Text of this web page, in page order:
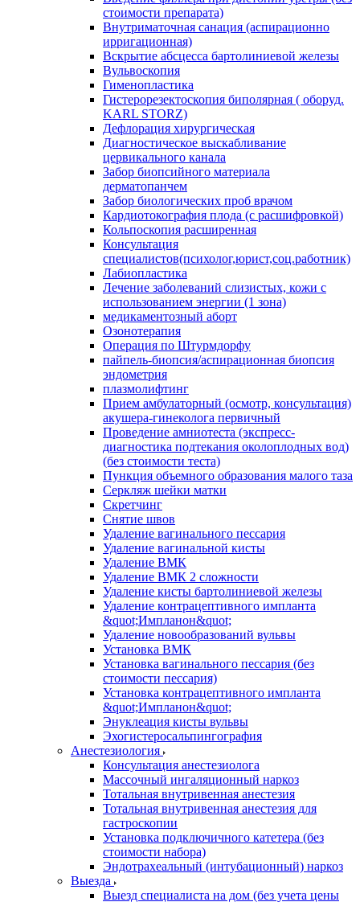
стоимости препарата)
Внутриматочная санация (аспирационно
ирригационная)
Вскрытие абсцесса бартолиниевой железы
Вульвоскопия
Гименопластика
Гистерорезектоскопия биполярная ( оборуд.
KARL STORZ)
Дефлорация хирургическая
Диагностическое выскабливание
цервикального канала
Забор биопсийного материала
дерматопанчем
Забор биологических проб врачом
Кардиотокография плода (с расшифровкой)
Кольпоскопия расширенная
Консультация
специалистов(психолог,юрист,соц.работник)
Лабиопластика
Лечение заболеваний слизистых, кожи с
использованием энергии (1 зона)
медикаментозный аборт
Озонотерапия
Операция по Штурмдорфу
пайпель-биопсия/аспирационная биопсия
эндометрия
плазмолифтинг
Прием амбулаторный (осмотр, консультация)
акушера-гинеколога первичный
Проведение амниотеста (экспресс-
диагностика подтекания околоплодных вод)
(без стоимости теста)
Пункция объемного образования малого таза
Серкляж шейки матки
Скретчинг
Снятие швов
Удаление вагинального пессария
Удаление вагинальной кисты
Удаление ВМК
Удаление ВМК 2 сложности
Удаление кисты бартолиниевой железы
Удаление контрацептивного импланта
&quot;Импланон&quot;
Удаление новообразований вульвы
Установка ВМК
Установка вагинального пессария (без
стоимости пессария)
Установка контрацептивного импланта
&quot;Импланон&quot;
Энуклеация кисты вульвы
Эхогистеросальпингография
Анестезиология
Консультация анестезиолога
Массочный ингаляционный наркоз
Тотальная внутривенная анестезия
Тотальная внутривенная анестезия для
гастроскопии
Установка подключичного катетера (без
стоимости набора)
Эндотрахеальный (интубационный) наркоз
Выезда
Выезд специалиста на дом (без учета цены